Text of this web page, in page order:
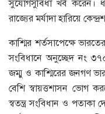
সুযোগসুবিধা খর্ব করেন।
রাজ্যের মর্যাদা হারিয়ে
কাশ্মির শর্তসাপেক্ষে
সংবিধানে অনুচ্ছেদ নং
জম্মু ও কাশ্মিরের জনগণ
বেশি স্বায়ত্তশাসন ভোগ
স্বতন্ত্র সংবিধান ও পতাকা